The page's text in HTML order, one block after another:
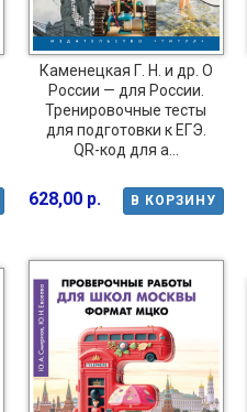
Каменецкая Г. Н. и др. О
России — для России.
Тренировочные тесты
для подготовки к ЕГЭ.
QR-код для а...
В КОРЗИНУ
628,00 р.